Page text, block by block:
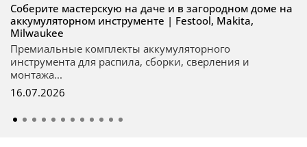
Соберите мастерскую на даче и в загородном доме на
аккумуляторном инструменте | Festool, Makita,
Milwaukee
Премиальные комплекты аккумуляторного
инструмента для распила, сборки, сверления и
монтажа...
16.07.2026